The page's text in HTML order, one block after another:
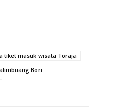
tiket masuk wisata Toraja
Bori